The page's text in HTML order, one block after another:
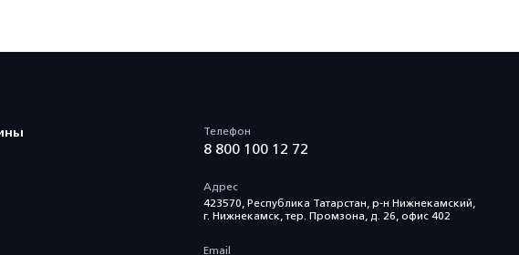
Телефон
8 800 100 12 72
Адрес
423570, Республика Татарстан, р-н Нижнекамский,
г. Нижнекамск, тер. Промзона, д. 26, офис 402
Email